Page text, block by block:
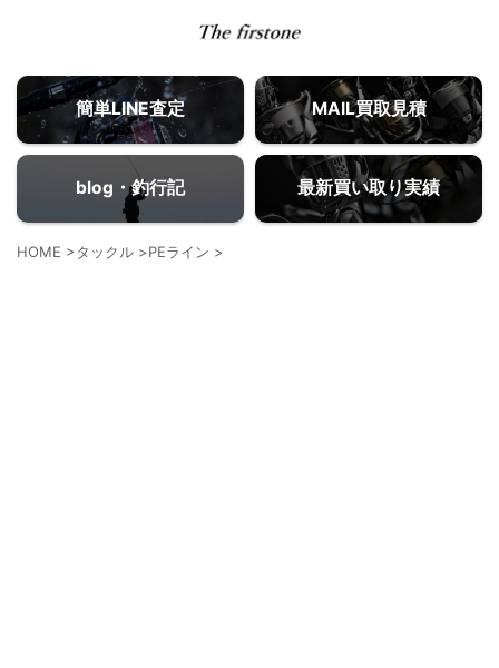
簡単LINE査定 MAIL買取見積
blog・釣行記 最新買い取り実績
HOME >タックル >PEライン >